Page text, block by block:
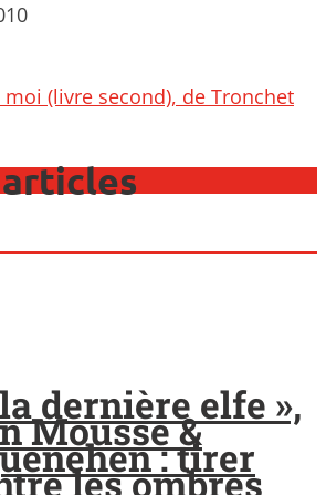
(livre second), de Tronchet
dernière elfe »,
Mousse &
: tirer
les ombres